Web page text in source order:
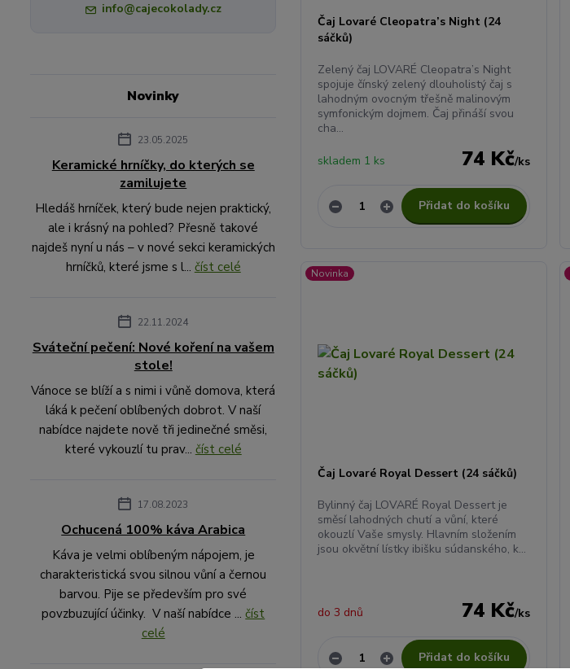
Čaj Lovaré Cleopatra’s Night (24
sáčků)
Zelený čaj LOVARÉ Cleopatra’s Night
spojuje čínský zelený dlouholistý čaj s
lahodným ovocným třešně malinovým
symfonickým dojmem. Čaj přináší svou
cha...
74 Kč/ks
skladem 1 ks
Přidat do košíku
Novinka
Čaj Lovaré Royal Dessert (24 sáčků)
Bylinný čaj LOVARÉ Royal Dessert je
směsí lahodných chutí a vůní, které
okouzlí Vaše smysly. Hlavním složením
jsou okvětní lístky ibišku súdanského, k...
74 Kč/ks
do 3 dnů
Přidat do košíku
info@cajecokolady.cz
Novinky
23.05.2025
Keramické hrníčky, do kterých se
zamilujete
Hledáš hrníček, který bude nejen praktický,
ale i krásný na pohled? Přesně takové
najdeš nyní u nás – v nové sekci keramických
hrníčků, které jsme s l... číst celé
22.11.2024
Sváteční pečení: Nové koření na vašem
stole!
Vánoce se blíží a s nimi i vůně domova, která
láká k pečení oblíbených dobrot. V naší
nabídce najdete nově tři jedinečné směsi,
které vykouzlí tu prav... číst celé
17.08.2023
Ochucená 100% káva Arabica
Káva je velmi oblíbeným nápojem, je
charakteristická svou silnou vůní a černou
barvou. Pije se především pro své
povzbuzující účinky. V naší nabídce ...číst
celé